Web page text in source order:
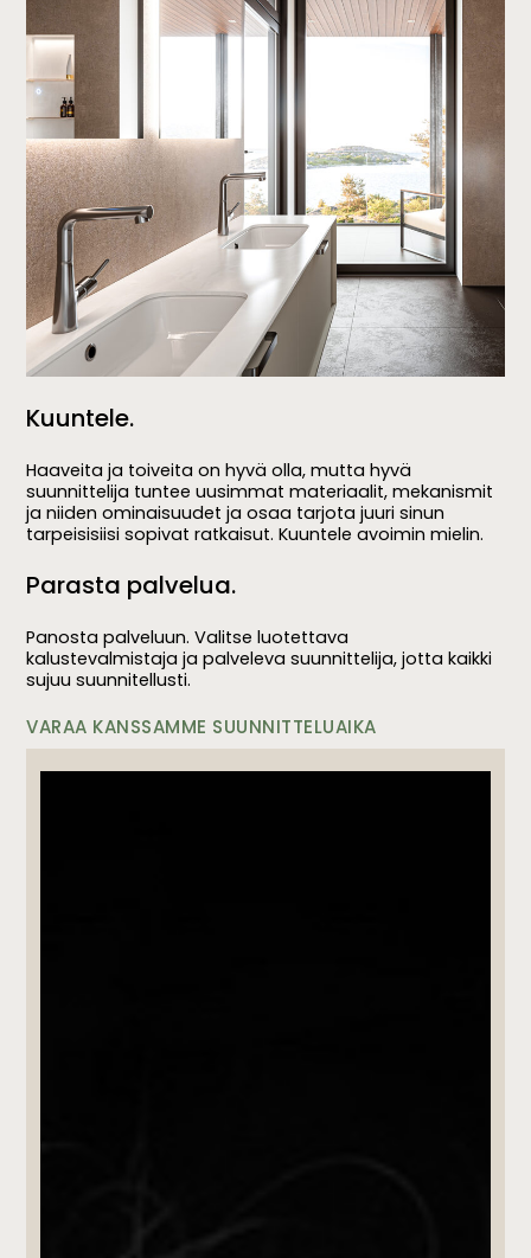
Kuuntele.
Haaveita ja toiveita on hyvä olla, mutta hyvä
suunnittelija tuntee uusimmat materiaalit, mekanismit
ja niiden ominaisuudet ja osaa tarjota juuri sinun
tarpeisisiisi sopivat ratkaisut. Kuuntele avoimin mielin.
Parasta palvelua.
Panosta palveluun. Valitse luotettava
kalustevalmistaja ja palveleva suunnittelija, jotta kaikki
sujuu suunnitellusti.
VARAA KANSSAMME SUUNNITTELUAIKA